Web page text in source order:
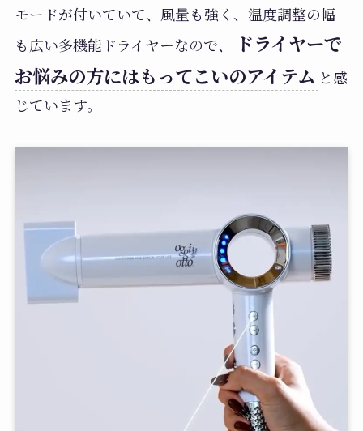
モードが付いていて、風量も強く、温度調整の幅
も広い多機能ドライヤーなので、
ドライヤーで
お悩みの方にはもってこいのアイテム と感
じています。